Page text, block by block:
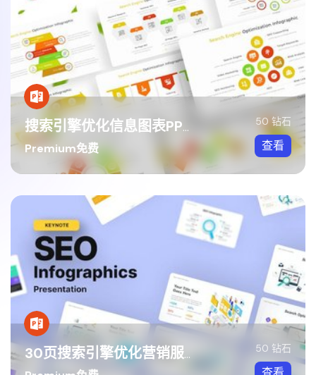
搜索引擎优化信息图表PPT模板
Premium免费
50 钻石
查看
30页搜索引擎优化营销服务行业信息图表PPT模板图形素材
50 钻石